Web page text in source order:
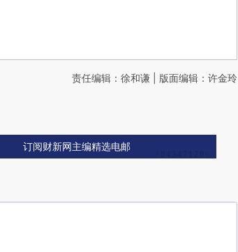
责任编辑：徐和谦 | 版面编辑：许金玲
订阅财新网主编精选电邮